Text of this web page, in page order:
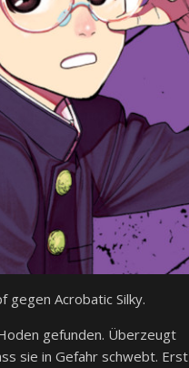
gegen Acrobatic Silky.
gefunden. Überzeugt
sie in Gefahr schwebt. Erst